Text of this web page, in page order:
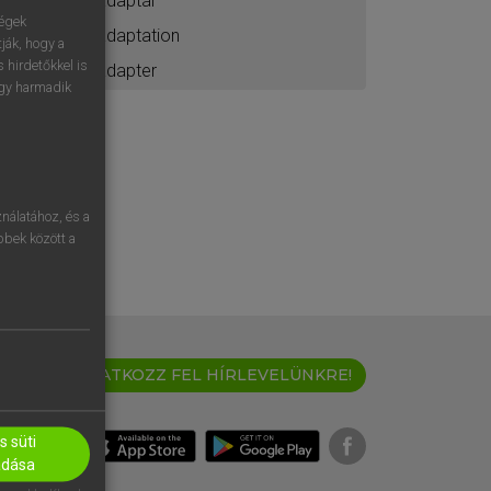
adaptation
adapter
IRATKOZZ FEL HÍRLEVELÜNKRE!
hogy a
hirdetőkkel is
harmadik
és a
között a
süti